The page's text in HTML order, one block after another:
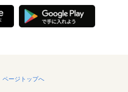
ページトップへ